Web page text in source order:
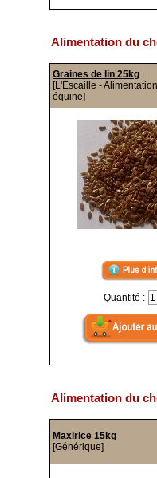
Alimentation du
Graines de lin 25kg
[L'Escaille - Alimentation
équine]
Quantité :
Alimentation du
Maxirice 15kg
[Générique]